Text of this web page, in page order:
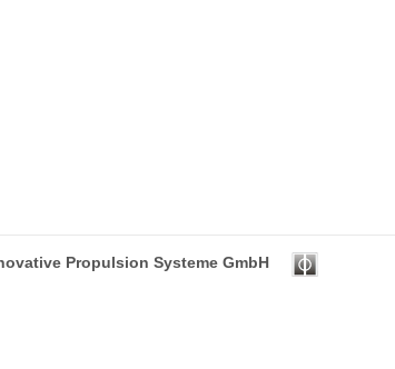
Propulsion Systeme GmbH